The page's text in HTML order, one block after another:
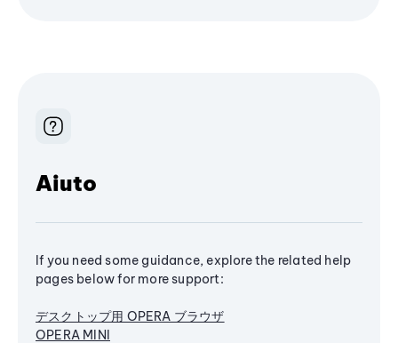
Aiuto
If you need some guidance, explore the related help
pages below for more support:
デスクトップ用 OPERA ブラウザ
OPERA MINI